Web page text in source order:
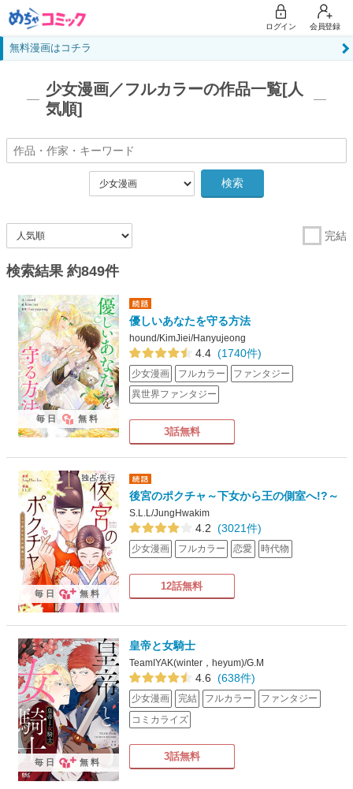
ログイン 会員登録
無料漫画はコチラ
少女漫画／フルカラーの作品一覧[人
気順]
検索
完結
検索結果 約849件
優しいあなたを守る方法
hound/KimJiei/Hanyujeong
4.4 (1740件)
少女漫画 フルカラー
ファンタジー
異世界ファンタジー
3話無料
毎日 無料
後宮のポクチャ～下女から王の側室へ!?～
S.L.L/JungHwakim
4.2 (3021件)
少女漫画 フルカラー 恋愛 時代物
12話無料
毎日 無料
皇帝と女騎士
TeamIYAK(winter，heyum)/G.M
4.6 (638件)
少女漫画 完結 フルカラー
ファンタジー
コミカライズ
3話無料
毎日 無料